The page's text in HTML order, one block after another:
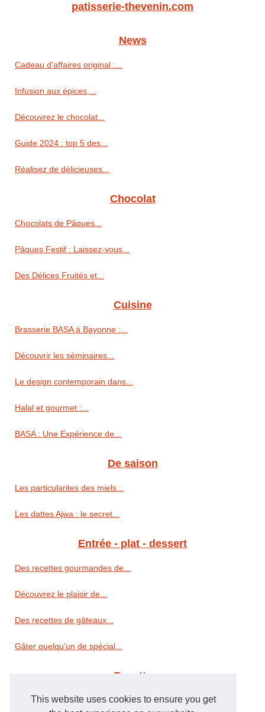
This website uses cookies to ensure you get
patisserie-thevenin.com
News
Cadeau d'affaires original :...
Infusion aux épices,...
Découvrez le chocolat...
Guide 2024 : top 5 des...
Réalisez de délicieuses...
Chocolat
Chocolats de Pâques...
Pâques Festif : Laissez-vous...
Des Délices Fruités et...
Cuisine
Brasserie BASA à Bayonne :...
Découvrir les séminaires...
Le design contemporain dans...
Halal et gourmet :...
BASA : Une Expérience de...
De saison
Les particularites des miels...
Les dattes Ajwa : le secret...
Entrée - plat - dessert
Des recettes gourmandes de...
Découvrez le plaisir de...
Des recettes de gâteaux...
Gâter quelqu'un de spécial...
Recette
Magret de canard fourré au...